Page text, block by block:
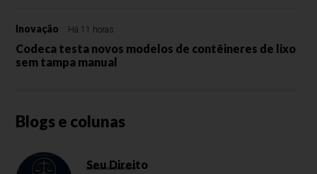
Inovação Há 11 horas
Codeca testa novos modelos de contêineres de lixo
sem tampa manual
Blogs e colunas
Seu Direito